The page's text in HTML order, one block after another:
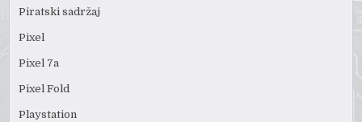
Piratski sadržaj
Pixel
Pixel 7a
Pixel Fold
Playstation